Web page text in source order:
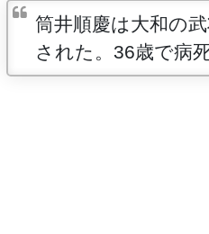
筒井順慶は大和の
された。36歳で病死